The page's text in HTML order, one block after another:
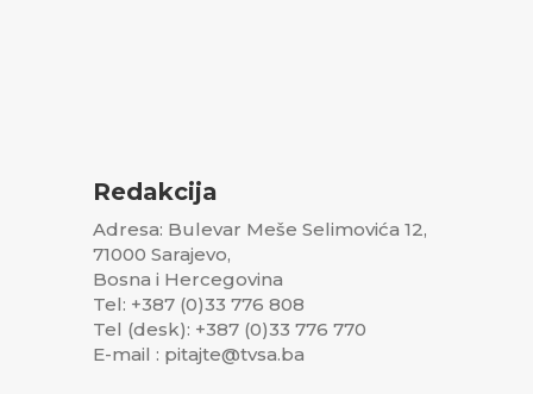
Redakcija
Adresa: Bulevar Meše Selimovića 12,
71000 Sarajevo,
Bosna i Hercegovina
Tel: +387 (0)33 776 808
Tel (desk): +387 (0)33 776 770
E-mail : pitajte@tvsa.ba